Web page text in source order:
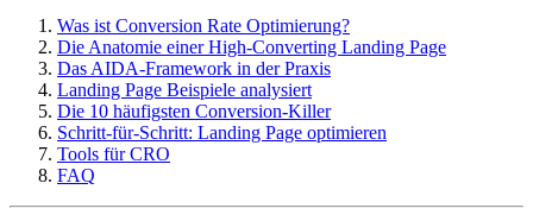
Was ist Conversion Rate Optimierung?
Die Anatomie einer High-Converting Landing Page
Das AIDA-Framework in der Praxis
Landing Page Beispiele analysiert
Die 10 häufigsten Conversion-Killer
Schritt-für-Schritt: Landing Page optimieren
Tools für CRO
FAQ